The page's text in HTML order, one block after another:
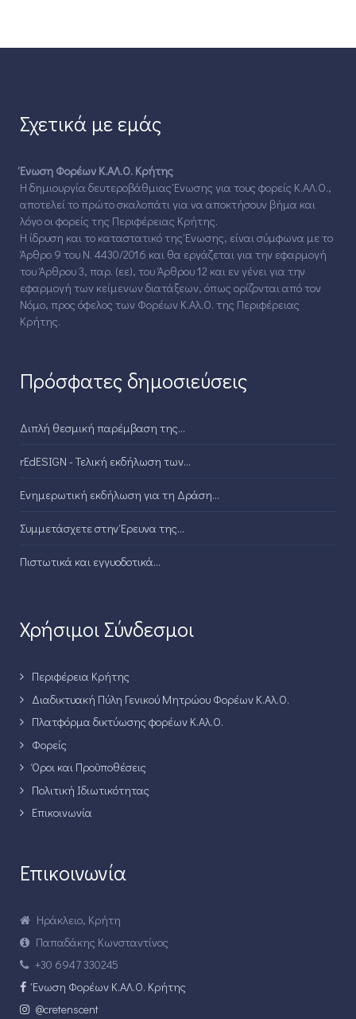
Σχετικά με εμάς
Ένωση Φορέων Κ.ΑΛ.Ο. Κρήτης
Η δημιουργία δευτεροβάθμιας Ένωσης για τους φορείς Κ.ΑΛ.Ο.,
αποτελεί το πρώτο σκαλοπάτι για να αποκτήσουν βήμα και
λόγο οι φορείς της Περιφέρειας Κρήτης.
Η ίδρυση και το καταστατικό της Ένωσης, είναι σύμφωνα με το
Άρθρο 9 του Ν. 4430/2016 και θα εργάζεται για την εφαρμογή
του Άρθρου 3, παρ. (εε), του Άρθρου 12 και εν γένει για την
εφαρμογή των κείμενων διατάξεων, όπως ορίζονται από τον
Νόμο, προς όφελος των Φορέων Κ.Αλ.Ο. της Περιφέρειας
Κρήτης.
Πρόσφατες δημοσιεύσεις
Διπλή θεσμική παρέμβαση της...
rEdESIGN - Τελική εκδήλωση των...
Ενημερωτική εκδήλωση για τη Δράση...
Συμμετάσχετε στην Έρευνα της...
Πιστωτικά και εγγυοδοτικά...
Χρήσιμοι Σύνδεσμοι
Περιφέρεια Κρήτης
Διαδικτυακή Πύλη Γενικού Μητρώου Φορέων Κ.Αλ.Ο.
Πλατφόρμα δικτύωσης φορέων Κ.Αλ.Ο.
Φορείς
Όροι και Προϋποθέσεις
Πολιτική Ιδιωτικότητας
Επικοινωνία
Επικοινωνία
Ηράκλειο, Κρήτη
Παπαδάκης Κωνσταντίνος
+30 6947 330245
Ένωση Φορέων Κ.ΑΛ.Ο. Κρήτης
@cretenscent